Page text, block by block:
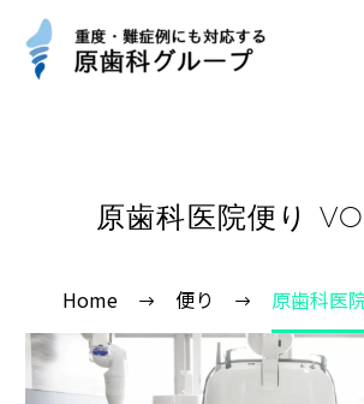
原歯科医院便り
Home 便り 原歯科医